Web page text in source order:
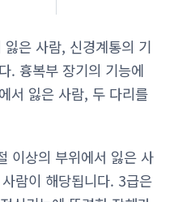
은 사람, 신경계통의 기
. 흉복부 장기의 기능에
서 잃은 사람, 두 다리를
이상의 부위에서 잃은 사
람이 해당됩니다. 3급은